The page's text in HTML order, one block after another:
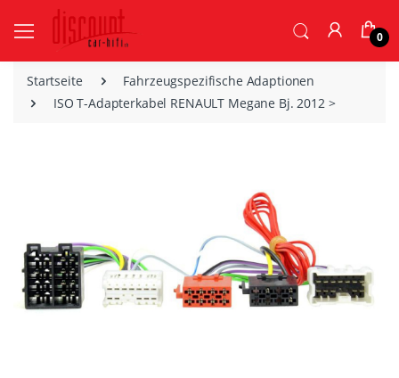
0
Startseite
Fahrzeugspezifische Adaptionen
ISO T-Adapterkabel RENAULT Megane Bj. 2012 >